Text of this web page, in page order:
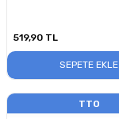
519,90 TL
SEPETE EKLE
TTO